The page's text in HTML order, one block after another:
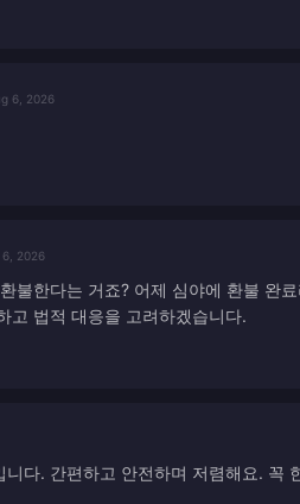
6, 2026
6, 2026
불한다는 거죠? 어제 심야에 환불
고 법적 대응을 고려하겠습니다.
다. 간편하고 안전하며 저렴해요. 꼭